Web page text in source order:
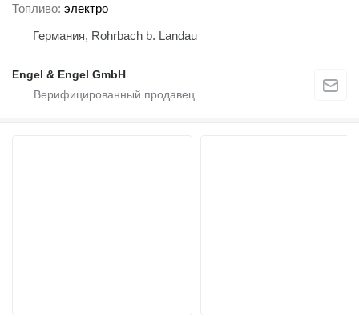
Топливо электро
Германия, Rohrbach b. Landau
Engel & Engel GmbH